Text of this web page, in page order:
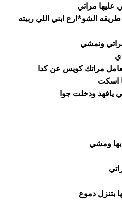
عليها مراتي
الشو*ارع ابني اللي ربيته
ونمشي
مراتك كويس عن كدا
اسكت
يافهد ودخلت جوا
ومشي
بتنزل دموع